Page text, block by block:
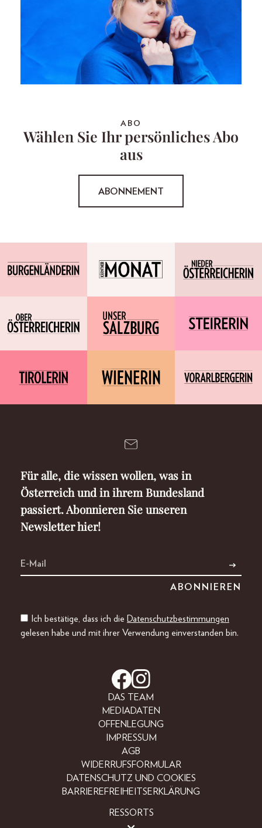
ABO
Wählen Sie Ihr persönliches Abo
aus
ABONNEMENT
Für alle, die wissen wollen, was in
Österreich und in ihrem Bundesland
passiert. Abonnieren Sie unseren
Newsletter hier!
Ich bestätige, dass ich die Datenschutzbestimmungen
gelesen habe und mit ihrer Verwendung einverstanden bin.
DAS TEAM
MEDIADATEN
OFFENLEGUNG
IMPRESSUM
AGB
WIDERRUFSFORMULAR
DATENSCHUTZ UND COOKIES
BARRIEREFREIHEITSERKLÄRUNG
RESSORTS